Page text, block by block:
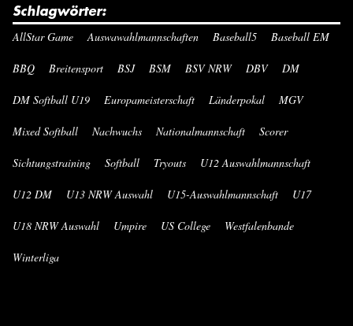
Schlagwörter:
AllStar Game Auswawahlmannschaften Baseball5 Baseball EM
BBQ Breitensport BSJ BSM BSV NRW DBV DM
DM Softball U19 Europameisterschaft Länderpokal MGV
Mixed Softball Nachwuchs Nationalmannschaft Scorer
Sichtungstraining Softball Tryouts U12 Auswahlmannschaft
U12 DM U13 NRW Auswahl U15-Auswahlmannschaft U17
U18 NRW Auswahl Umpire US College Westfalenbande
Winterliga